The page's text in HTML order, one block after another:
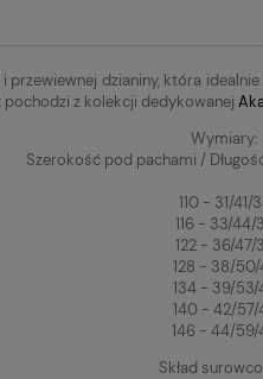
dzianiny, która
pochodzi z kolekcji dedykowanej
Wymiary:
Szerokość pod pachami /
110 - 31/41/
116 - 33/44/
122 - 36/47/
128 - 38/50/
134 - 39/53/
140 - 42/57/
146 - 44/59/
Skład